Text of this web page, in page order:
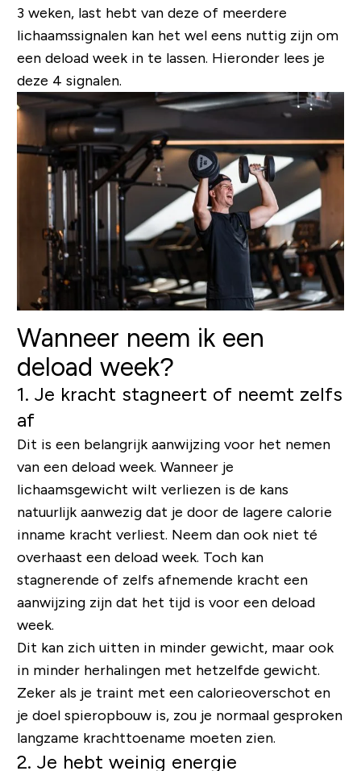
3 weken, last hebt van deze of meerdere
lichaamssignalen kan het wel eens nuttig zijn om
een deload week in te lassen. Hieronder lees je
deze 4 signalen.
Wanneer neem ik een
deload week?
1. Je kracht stagneert of neemt zelfs
af
Dit is een belangrijk aanwijzing voor het nemen
van een deload week. Wanneer je
lichaamsgewicht wilt verliezen is de kans
natuurlijk aanwezig dat je door de lagere calorie
inname kracht verliest. Neem dan ook niet té
overhaast een deload week. Toch kan
stagnerende of zelfs afnemende kracht een
aanwijzing zijn dat het tijd is voor een deload
week.
Dit kan zich uitten in minder gewicht, maar ook
in minder herhalingen met hetzelfde gewicht.
Zeker als je traint met een calorieoverschot en
je doel spieropbouw is, zou je normaal gesproken
langzame krachttoename moeten zien.
2. Je hebt weinig energie